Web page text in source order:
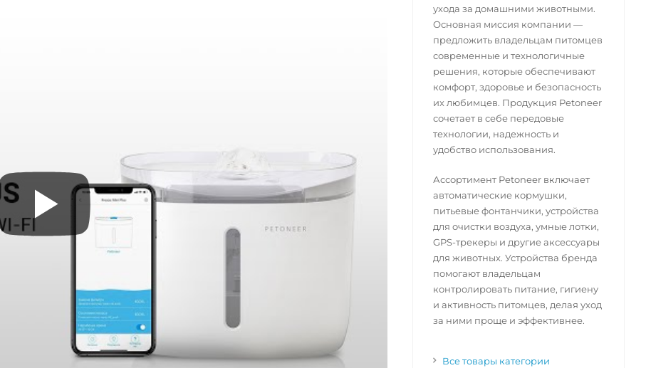
ухода за домашними животными.
Основная миссия компании —
предложить владельцам питомцев
современные и технологичные
решения, которые обеспечивают
комфорт, здоровье и безопасность
их любимцев. Продукция Petoneer
сочетает в себе передовые
технологии, надежность и
удобство использования.
Ассортимент Petoneer включает
автоматические кормушки,
питьевые фонтанчики, устройства
для очистки воздуха, умные лотки,
GPS-трекеры и другие аксессуары
для животных. Устройства бренда
помогают владельцам
контролировать питание, гигиену
и активность питомцев, делая уход
за ними проще и эффективнее.
Все товары категории